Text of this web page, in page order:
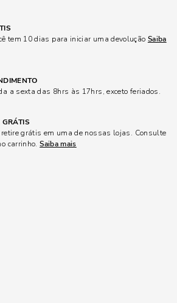
tem 10 dias para iniciar uma devolução Saiba
a sexta das 8hrs às 17hrs, exceto feriados.
GRÁTIS
retire grátis em uma de nossas lojas. Consulte
carrinho.Saiba mais